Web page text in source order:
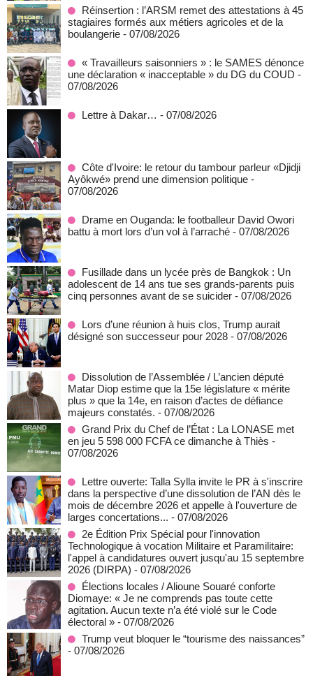
Réinsertion : l’ARSM remet des attestations à 45
stagiaires formés aux métiers agricoles et de la
boulangerie - 07/08/2026
« Travailleurs saisonniers » : le SAMES dénonce
une déclaration « inacceptable » du DG du COUD -
07/08/2026
Lettre à Dakar… - 07/08/2026
Côte d'Ivoire: le retour du tambour parleur «Djidji
Ayôkwé» prend une dimension politique -
07/08/2026
Drame en Ouganda: le footballeur David Owori
battu à mort lors d’un vol à l’arraché - 07/08/2026
Fusillade dans un lycée près de Bangkok : Un
adolescent de 14 ans tue ses grands-parents puis
cinq personnes avant de se suicider - 07/08/2026
Lors d’une réunion à huis clos, Trump aurait
désigné son successeur pour 2028 - 07/08/2026
Dissolution de l’Assemblée / L’ancien député
Matar Diop estime que la 15e législature « mérite
plus » que la 14e, en raison d’actes de défiance
majeurs constatés. - 07/08/2026
Grand Prix du Chef de l’État : La LONASE met
en jeu 5 598 000 FCFA ce dimanche à Thiès -
07/08/2026
Lettre ouverte: Talla Sylla invite le PR à s'inscrire
dans la perspective d’une dissolution de l’AN dès le
mois de décembre 2026 et appelle à l'ouverture de
larges concertations... - 07/08/2026
2e Édition Prix Spécial pour l'innovation
Technologique à vocation Militaire et Paramilitaire:
l'appel à candidatures ouvert jusqu'au 15 septembre
2026 (DIRPA) - 07/08/2026
Élections locales / Alioune Souaré conforte
Diomaye: « Je ne comprends pas toute cette
agitation. Aucun texte n’a été violé sur le Code
électoral » - 07/08/2026
Trump veut bloquer le “tourisme des naissances”
- 07/08/2026